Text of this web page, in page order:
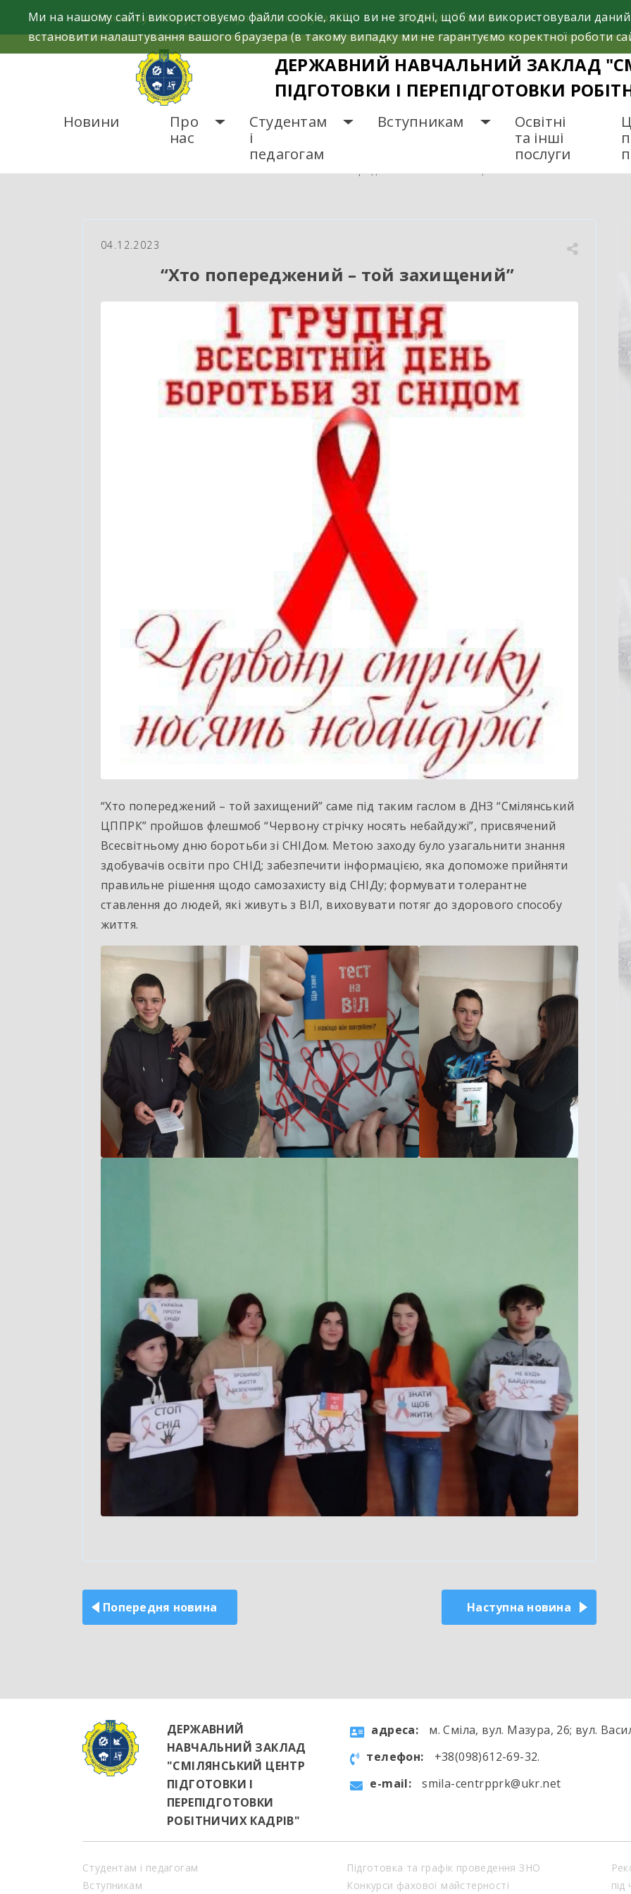
м. Сміла, вул. Мазура, 26; вул. Василя Стуса, 37 +38(098)612-69-32.
ДЕРЖАВНИЙ НАВЧАЛЬНИЙ ЗАКЛАД
ПІДГОТОВКИ І ПЕРЕПІДГОТОВКИ
Новини
Про
нас
Студентам
і
педагогам
Вступникам
Освітні
та інші
послуги
04.12.2023
“Хто попереджений – той захищений”
“Хто попереджений – той захищений” саме під таким гаслом в ДНЗ “Смілянський
ЦППРК” пройшов флешмоб “Червону стрічку носять небайдужі”, присвячений
Всесвітньому дню боротьби зі СНІДом. Метою заходу було узагальнити знання
здобувачів освіти про СНІД; забезпечити інформацією, яка допоможе прийняти
правильне рішення щодо самозахисту від СНІДу; формувати толерантне
ставлення до людей, які живуть з ВІЛ, виховувати потяг до здорового способу
життя.
записів
Попередня новина Наступна новина
Ми на нашому сайті використовуємо файли cookie, якщо ви не згодні, щоб ми використовували
встановити налаштування вашого браузера (в такому випадку ми не гарантуємо коректної роботи
ДЕРЖАВНИЙ
НАВЧАЛЬНИЙ ЗАКЛАД
"СМІЛЯНСЬКИЙ ЦЕНТР
ПІДГОТОВКИ І
ПЕРЕПІДГОТОВКИ
РОБІТНИЧИХ КАДРІВ"
aдресa:
м. Сміла, вул. Мазура, 26; вул.
телефон:
+38(098)612-69-32.
e-mail:
smila-centrpprk@ukr.net
Студентам і педагогам
Вступникам
Підготовка та графік проведення ЗНО
Конкурси фахової майстерності